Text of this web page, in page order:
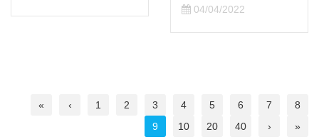
04/04/2022
« ‹ 1 2 3 4 5 6 7
8
9
10 20 40 › »